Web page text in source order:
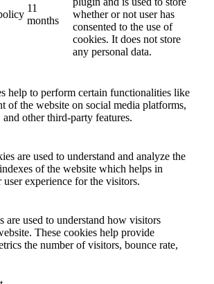
11
months
whether or not user has
consented to the use of
cookies. It does not store
any personal data.
help to perform certain functionalities like
of the website on social media platforms,
other third-party features.
are used to understand and analyze the
of the website which helps in
experience for the visitors.
are used to understand how visitors
These cookies help provide
the number of visitors, bounce rate,